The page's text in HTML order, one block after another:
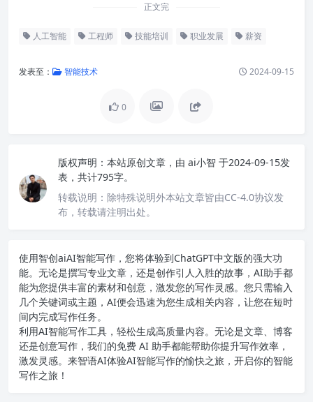
正文完
人工智能 工程师 技能培训 职业发展 薪资
发表至： 智能技术 2024-09-15
0
版权声明： 本站原创文章，由 ai小智 于2024-09-15发
表，共计795字。
转载说明： 除特殊说明外本站文章皆由CC-4.0协议发
布，转载请注明出处。
使用智创aiAI智能写作 ，您将体验到ChatGPT中文版的强大功
能。无论是撰写专业文章，还是创作引人入胜的故事，AI助手都
能为您提供丰富的素材和创意，激发您的写作灵感。您只需输入
几个关键词或主题，AI便会迅速为您生成相关内容，让您在短时
间内完成写作任务。
利用AI智能写作工具，轻松生成高质量内容。无论是文章、博客
还是创意写作，我们的免费 AI 助手都能帮助你提升写作效率，
激发灵感。来智语AI体验AI智能写作的愉快之旅，开启你的智能
写作之旅！